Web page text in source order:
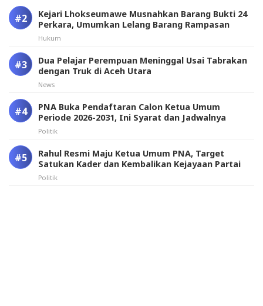
Kejari Lhokseumawe Musnahkan Barang Bukti 24
Perkara, Umumkan Lelang Barang Rampasan
Hukum
Dua Pelajar Perempuan Meninggal Usai Tabrakan
dengan Truk di Aceh Utara
News
PNA Buka Pendaftaran Calon Ketua Umum
Periode 2026-2031, Ini Syarat dan Jadwalnya
Politik
Rahul Resmi Maju Ketua Umum PNA, Target
Satukan Kader dan Kembalikan Kejayaan Partai
Politik